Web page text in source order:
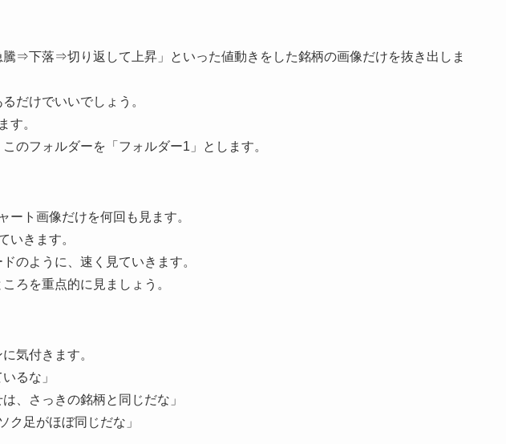
⇒下落⇒切り返して上昇」といった値動きをした銘柄の画像だけを抜き出しま
だけでいいでしょう。
す。
のフォルダーを「フォルダー1」とします。
ート画像だけを何回も見ます。
いきます。
のように、速く見ていきます。
ろを重点的に見ましょう。
気付きます。
るな」
、さっきの銘柄と同じだな」
ク足がほぼ同じだな」